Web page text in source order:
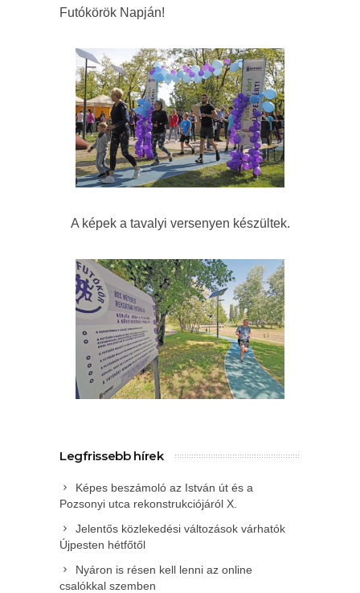
Futókörök Napján!
A képek a tavalyi versenyen készültek.
Legfrissebb hírek
Képes beszámoló az István út és a
Pozsonyi utca rekonstrukciójáról X.
Jelentős közlekedési változások várhatók
Újpesten hétfőtől
Nyáron is résen kell lenni az online
csalókkal szemben